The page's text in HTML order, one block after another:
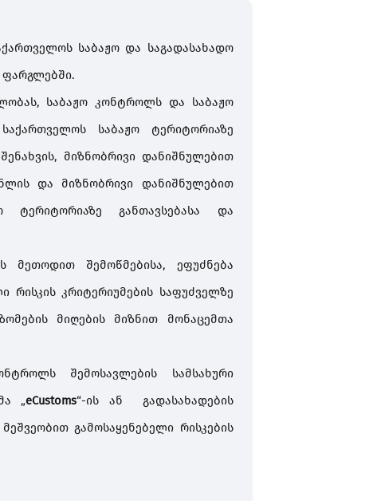
საბაჟო და საგადასახადო
ფარგლებში.
, საბაჟო კონტროლს და
საბაჟო
საქართველოს საბაჟო
ტერიტორიაზე
შენახვის, მიზნობრივი დანიშნულებით
და მიზნობრივი
დანიშნულებით
ტერიტორიაზე განთავსებასა
და
მეთოდით შემოწმებისა, ეფუძნება
რისკის კრიტერიუმების საფუძველზე
მიღების მიზნით
მონაცემთა
შემოსავლების
სამსახური
„eCustoms“-ის ან
გადასახადების
მეშვეობით გამოსაყენებელი რისკების